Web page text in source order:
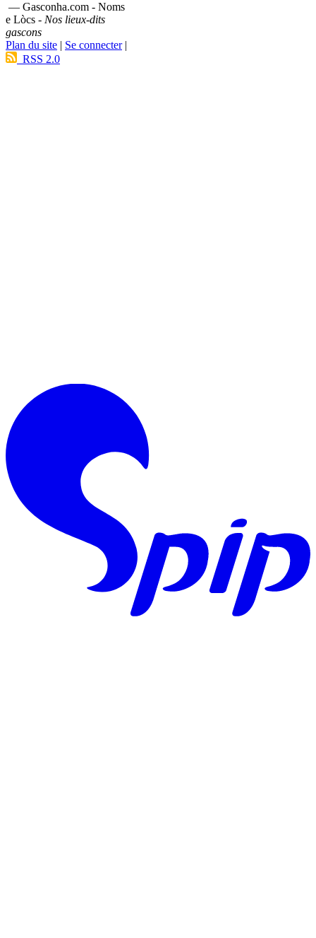
— Gasconha.com - Noms
e Lòcs - Nos lieux-dits
gascons
Plan du site | Se connecter|
RSS 2.0